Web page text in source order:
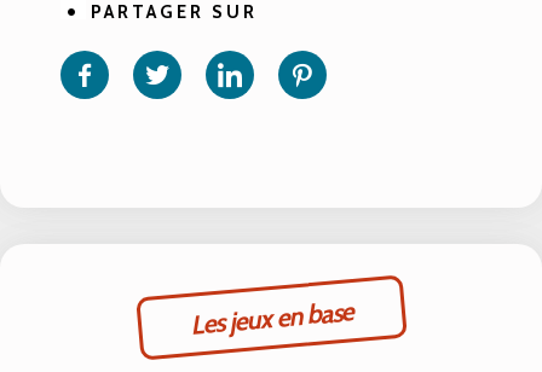
PARTAGER SUR
Partager
sur
Partager
sur sur
Les jeux en base